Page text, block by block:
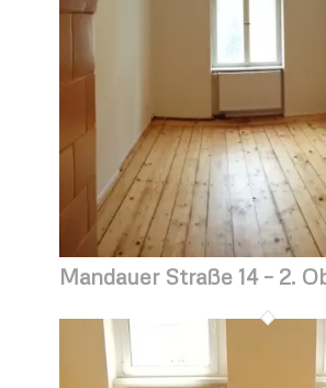
Mandauer Straße 14 – 2.